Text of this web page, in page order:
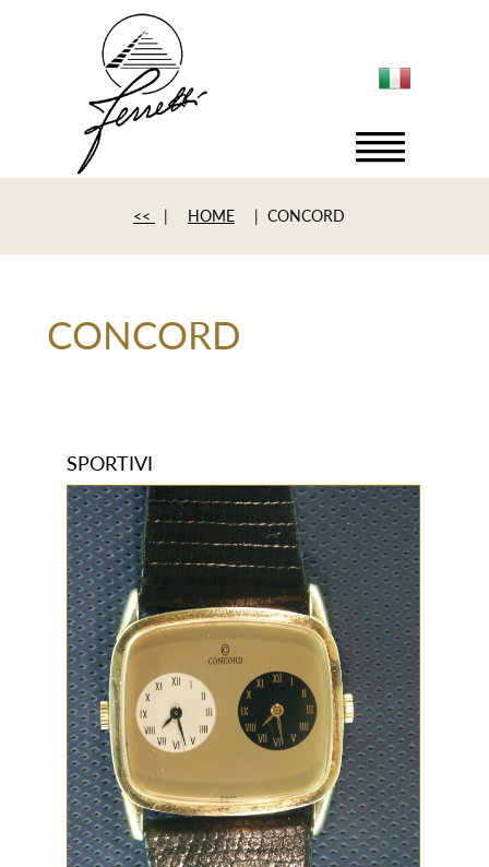
<< | HOME | CONCORD
CONCORD
SPORTIVI